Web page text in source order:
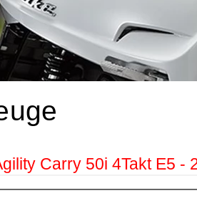
Carry 50i 4Takt E5 -